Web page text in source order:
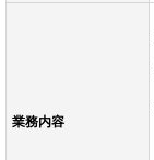
業務内容